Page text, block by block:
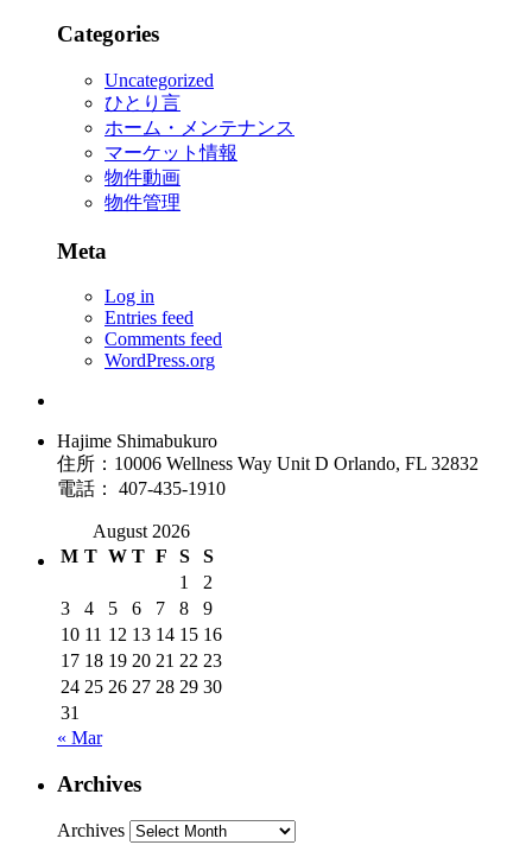
Categories
Uncategorized
ひとり言
ホーム・メンテナンス
マーケット情報
物件動画
物件管理
Meta
Log in
Entries feed
Comments feed
WordPress.org
Hajime Shimabukuro
住所：10006 Wellness Way Unit D Orlando, FL 32832
電話： 407-435-1910
August 2026
M T W T F S
S
1
2
3
4 5 6 7 8
9
10 11 12 13 14 15 16
17 18 19 20 21 22 23
24 25 26 27 28 29 30
31
« Mar
Archives
Archives